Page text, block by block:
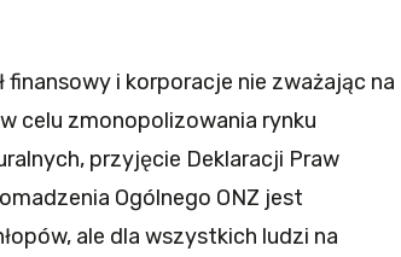
i korporacje nie zważając na
celu zmonopolizowania rynku
przyjęcie Deklaracji Praw
Ogólnego ONZ jest
ale dla wszystkich ludzi na